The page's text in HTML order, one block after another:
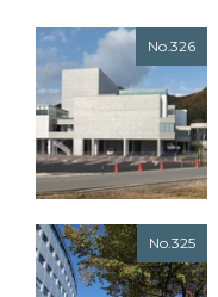
No.326
No.325